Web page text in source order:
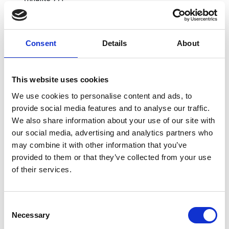
Consent Details About
This website uses cookies
We use cookies to personalise content and ads, to
provide social media features and to analyse our traffic.
We also share information about your use of our site with
our social media, advertising and analytics partners who
may combine it with other information that you’ve
provided to them or that they’ve collected from your use
of their services.
Selection
Necessary
Une obligation légale (finalités 11 et 12).
Si nous devions collecter d'autres données ou traiter les
Données à caractère personnel à d'autres fins que celles
mentionnées ci-dessus, nous vous fournirons des
information nécessaire avant de commencer le nouveau
traitement. Certaines de nos activités sont soumises à des
conditions supplémentaires qui peuvent contenir des
informations supplémentaires sur la manière dont nous
utilisons et divulguons vos Données à caractère personnel.
Nous vous recommandons donc de les lire attentivement.
Nous n'utilisons pas de techniques de prise de décision
automatisée ayant des effets juridiques ou des
NRgie Chauffage SRL peut rendre les Données à caractère